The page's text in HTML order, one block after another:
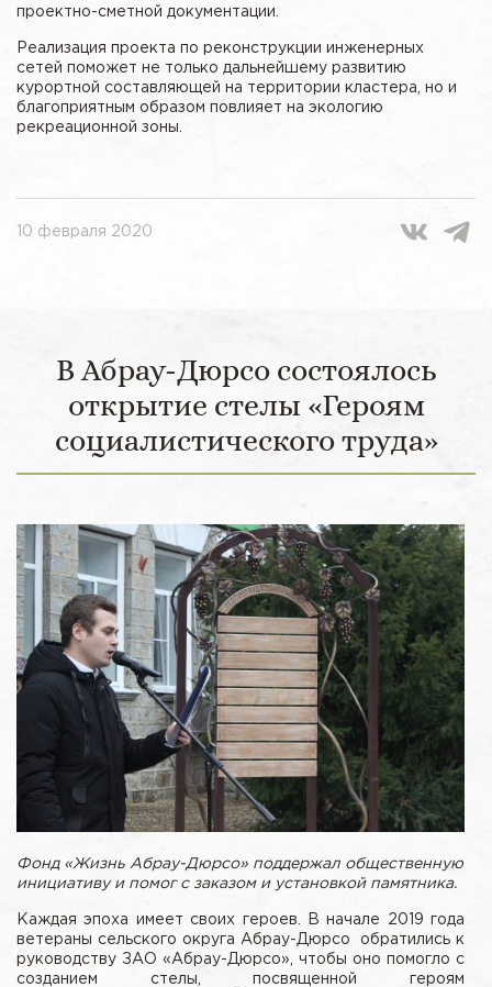
проектно-сметной документации.
Реализация проекта по реконструкции инженерных
сетей поможет не только дальнейшему развитию
курортной составляющей на территории кластера, но и
благоприятным образом повлияет на экологию
рекреационной зоны.
10 февраля 2020
В Абрау-Дюрсо состоялось
открытие стелы «Героям
социалистического труда»
Фонд «Жизнь Абрау-Дюрсо» поддержал общественную
инициативу и помог с заказом и установкой памятника.
Каждая эпоха имеет своих героев. В начале 2019 года
ветераны сельского округа Абрау-Дюрсо обратились к
руководству ЗАО «Абрау-Дюрсо», чтобы оно помогло с
созданием стелы, посвященной героям